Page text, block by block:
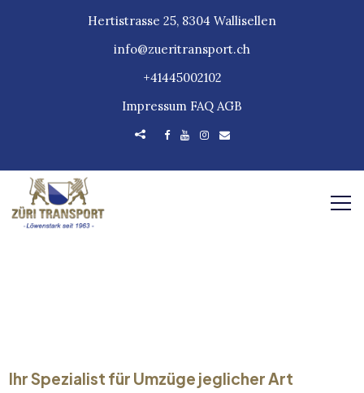
Hertistrasse 25, 8304 Wallisellen
info@zueritransport.ch
+41445002102
Impressum FAQ AGB
Ihr Spezialist für Umzüge jeglicher Art